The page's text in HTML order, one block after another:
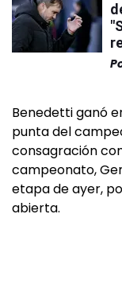
Benedetti ganó
punta del
consagración
campeonato,
etapa de ayer,
abierta.